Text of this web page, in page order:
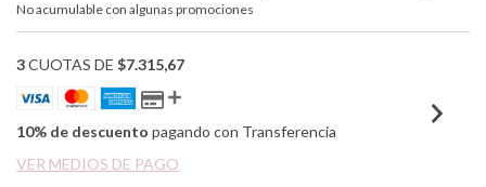
No acumulable con algunas promociones
3CUOTAS DE $7.315,67
10% de descuento pagando con Transferencia
VER MEDIOS DE PAGO